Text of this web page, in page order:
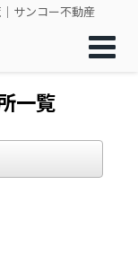
サンコー不動産
一覧